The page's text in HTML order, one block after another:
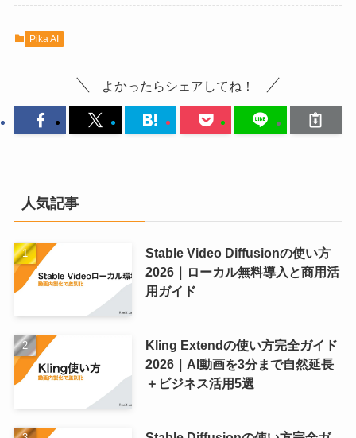
Pika AI
よかったらシェアしてね！
人気記事
Stable Video Diffusionの使い方
2026｜ローカル無料導入と商用活
用ガイド
Kling Extendの使い方完全ガイド
2026｜AI動画を3分まで自然延長
＋ビジネス活用5選